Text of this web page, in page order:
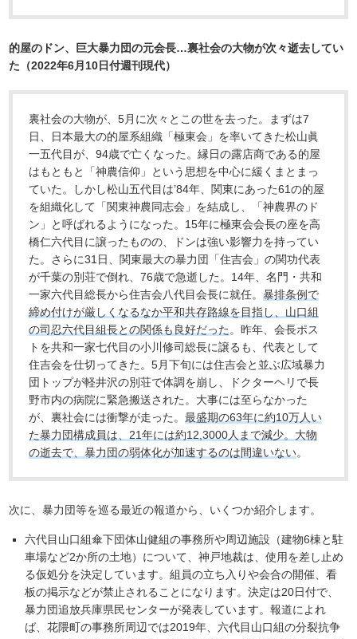
的屋のドン、巨大暴力団の元会長…裏社会の大物が次々逝去してい
た（2022年6月10日付週刊現代）
裏社会の大物が、5月に次々とこの世を去った。まずは7
日、日本最大の的屋系組織「極東会」を率いてきた松山眞
一五代目が、94歳で亡くなった。縁日の露店商である的屋
はもともと「神農信仰」という思想を中心に緩くまとまっ
ていた。しかし松山五代目は’84年、関東にあった61の的屋
を組織化して「関東神農同志会」を結成し、「神農界のド
ン」と呼ばれるようになった。15年に極東会会長の座を高
橋仁六代目に譲ったものの、ドンは強い影響力を持ってい
た。さらに31日、関東最大の暴力団「住吉会」の関功代表
が千葉の別荘で倒れ、76歳で急逝した。14年、名門・共和
一家六代目総長から住吉会八代目会長に就任。暴排条例で
締め付けが厳しくなるなか平和共存路線を目指し、山口組
の司忍六代目組長との関係も良好だった 。昨年、会長ポス
トを共和一家七代目の小川修司総長に譲るも、代表として
住吉会を仕切ってきた。5月下旬には住吉会と並ぶ広域暴力
団トップが軽井沢の別荘で体調を崩し、ドクターヘリで長
野市内の病院に緊急搬送された。大事には至らなかった
が、裏社会には衝撃が走った。最盛期の63年に約10万人い
た暴力団構成員は、21年には約12,3000人まで減少。大物
の逝去で、暴力団の弱体化が加速するのは間違いない。
次に、暴力団等を巡る最近の報道から、いくつか紹介します。
六代目山口組傘下団体山健組の事務所や周辺施設（建物6棟と駐
車場など2か所の土地）について、神戸地裁は、使用を差し止め
る仮処分を決定しています。組員の立ち入りや会合の開催、看
板の掲示などが禁止されることになります。決定は20日付で、
暴力団追放兵庫県民センターが発表しています。報道によれ
ば、花隈町の事務所周辺では2019年、六代目山口組の分裂抗争